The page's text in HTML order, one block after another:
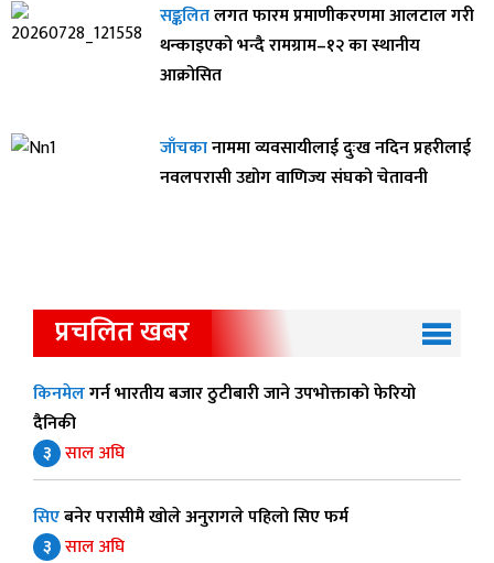
सङ्कलितलगत फारम प्रमाणीकरणमा आलटाल गरी
थन्काइएको भन्दै रामग्राम–१२ का स्थानीय
आक्रोसित
जाँचकानाममा व्यवसायीलाई दुःख नदिन प्रहरीलाई
नवलपरासी उद्योग वाणिज्य संघको चेतावनी
प्रचलित खबर
किनमेलगर्न भारतीय बजार ठुटीबारी जाने उपभोक्ताको फेरियो
दैनिकी
३ साल अघि
सिएबनेर परासीमै खोले अनुरागले पहिलो सिए फर्म
३ साल अघि